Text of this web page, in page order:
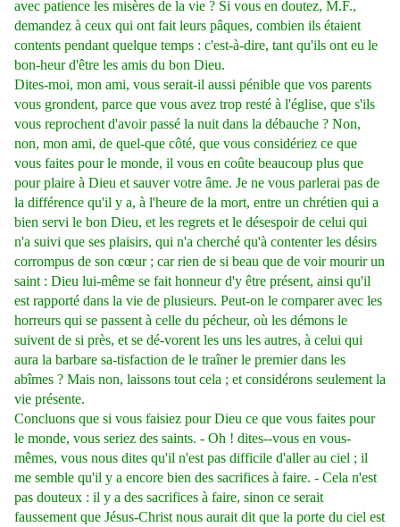
avec patience les misères de la vie ? Si vous en doutez, M.F.,
demandez à ceux qui ont fait leurs pâques, combien ils étaient
contents pendant quelque temps : c'est-à-dire, tant qu'ils ont eu le
bon-heur d'être les amis du bon Dieu.
Dites-moi, mon ami, vous serait-il aussi pénible que vos parents
vous grondent, parce que vous avez trop resté à l'église, que s'ils
vous reprochent d'avoir passé la nuit dans la débauche ? Non,
non, mon ami, de quel-que côté, que vous considériez ce que
vous faites pour le monde, il vous en coûte beaucoup plus que
pour plaire à Dieu et sauver votre âme. Je ne vous parlerai pas de
la différence qu'il y a, à l'heure de la mort, entre un chrétien qui a
bien servi le bon Dieu, et les regrets et le désespoir de celui qui
n'a suivi que ses plaisirs, qui n'a cherché qu'à contenter les désirs
corrompus de son cœur ; car rien de si beau que de voir mourir un
saint : Dieu lui-même se fait honneur d'y être présent, ainsi qu'il
est rapporté dans la vie de plusieurs. Peut-on le comparer avec les
horreurs qui se passent à celle du pécheur, où les démons le
suivent de si près, et se dé-vorent les uns les autres, à celui qui
aura la barbare sa-tisfaction de le traîner le premier dans les
abîmes ? Mais non, laissons tout cela ; et considérons seulement la
vie présente.
Concluons que si vous faisiez pour Dieu ce que vous faites pour
le monde, vous seriez des saints. - Oh ! dites--vous en vous-
mêmes, vous nous dites qu'il n'est pas difficile d'aller au ciel ; il
me semble qu'il y a encore bien des sacrifices à faire. - Cela n'est
pas douteux : il y a des sacrifices à faire, sinon ce serait
faussement que Jésus-Christ nous aurait dit que la porte du ciel est